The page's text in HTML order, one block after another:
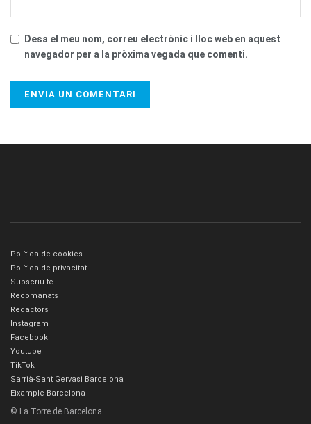
Desa el meu nom, correu electrònic i lloc web en aquest
navegador per a la pròxima vegada que comenti.
Política de cookies
Política de privacitat
Subscriu-te
Recomanats
Redactors
Instagram
Facebook
Youtube
TikTok
Sarrià-Sant Gervasi Barcelona
Eixample Barcelona
© La Torre de Barcelona